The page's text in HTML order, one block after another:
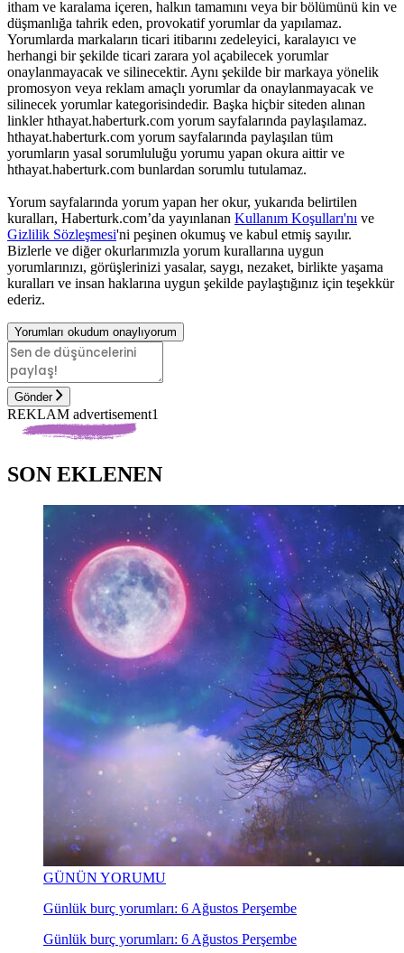
itham ve karalama içeren, halkın tamamını veya bir bölümünü kin ve
düşmanlığa tahrik eden, provokatif yorumlar da yapılamaz.
Yorumlarda markaların ticari itibarını zedeleyici, karalayıcı ve
herhangi bir şekilde ticari zarara yol açabilecek yorumlar
onaylanmayacak ve silinecektir. Aynı şekilde bir markaya yönelik
promosyon veya reklam amaçlı yorumlar da onaylanmayacak ve
silinecek yorumlar kategorisindedir. Başka hiçbir siteden alınan
linkler hthayat.haberturk.com yorum sayfalarında paylaşılamaz.
hthayat.haberturk.com yorum sayfalarında paylaşılan tüm
yorumların yasal sorumluluğu yorumu yapan okura aittir ve
hthayat.haberturk.com bunlardan sorumlu tutulamaz.
Yorum sayfalarında yorum yapan her okur, yukarıda belirtilen
kuralları, Haberturk.com’da yayınlanan Kullanım Koşulları'nı ve
Gizlilik Sözleşmesi'ni peşinen okumuş ve kabul etmiş sayılır.
Bizlerle ve diğer okurlarımızla yorum kurallarına uygun
yorumlarınızı, görüşlerinizi yasalar, saygı, nezaket, birlikte yaşama
kuralları ve insan haklarına uygun şekilde paylaştığınız için teşekkür
ederiz.
Yorumları okudum onaylıyorum
Gönder
REKLAM advertisement1
SON EKLENEN
GÜNÜN YORUMU
Günlük burç yorumları: 6 Ağustos Perşembe
Günlük burç yorumları: 6 Ağustos Perşembe